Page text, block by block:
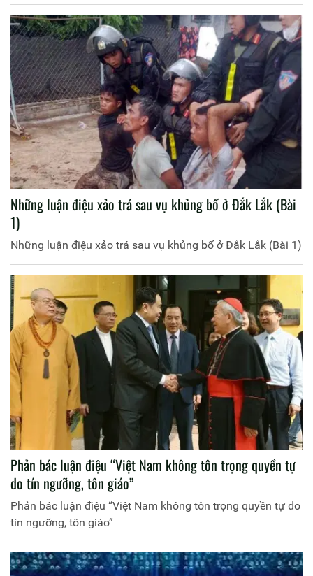
Những luận điệu xảo trá sau vụ khủng bố ở Đắk Lắk (Bài
1)
Những luận điệu xảo trá sau vụ khủng bố ở Đắk Lắk (Bài 1)
Phản bác luận điệu “Việt Nam không tôn trọng quyền tự
do tín ngưỡng, tôn giáo”
Phản bác luận điệu “Việt Nam không tôn trọng quyền tự do
tín ngưỡng, tôn giáo”